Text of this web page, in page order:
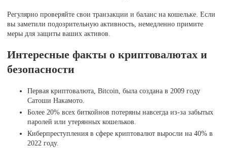
Регулярно проверяйте свои транзакции и баланс на кошельке. Если
вы заметили подозрительную активность, немедленно примите
меры для защиты ваших активов.
Интересные факты о криптовалютах и
безопасности
Первая криптовалюта, Bitcoin, была создана в 2009 году
Сатоши Накамото.
Более 20% всех биткойнов потеряны навсегда из-за забытых
паролей или утерянных кошельков.
Киберпреступления в сфере криптовалют выросли на 40% в
2022 году.